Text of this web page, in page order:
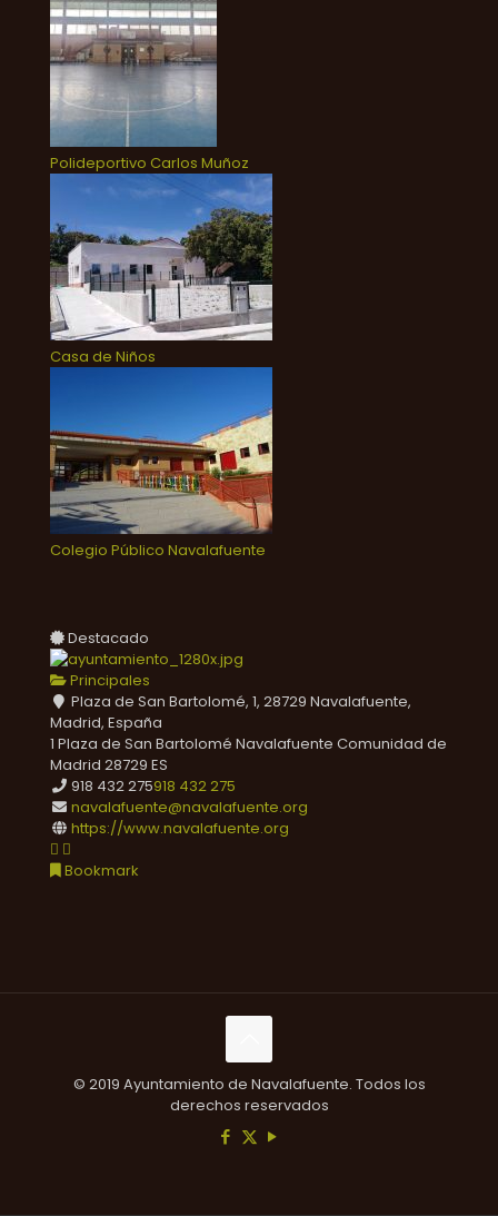
Polideportivo Carlos Muñoz
Casa de Niños
Colegio Público Navalafuente
Destacado
Principales
Plaza de San Bartolomé, 1, 28729 Navalafuente,
Madrid, España
1 Plaza de San Bartolomé Navalafuente Comunidad de
Madrid 28729 ES
918 432 275918 432 275
navalafuente@navalafuente.org
https://www.navalafuente.org
Bookmark
© 2019 Ayuntamiento de Navalafuente. Todos los
derechos reservados